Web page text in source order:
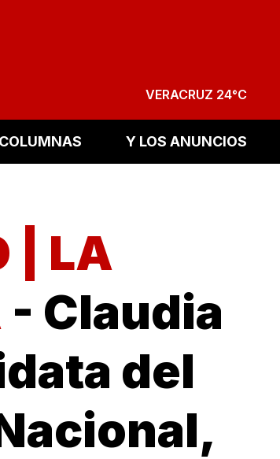
VERACRUZ 24°C
Y LOS ANUNCIOS
| LA
- Claudia
del